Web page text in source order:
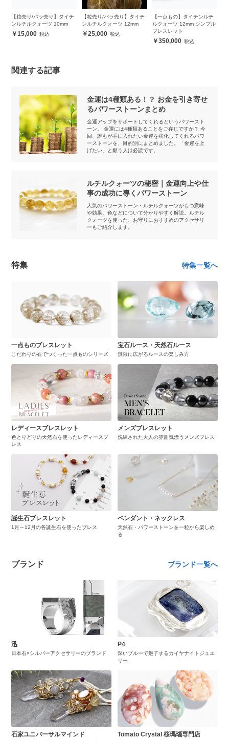
【粒売り/バラ売り】タイチ
ンルチルクォーツ 10mm
15,000
【粒売り/バラ売り】タイチ
ンルチルクォーツ 12mm
25,000
【一点もの】タイチンルチ
ルクォーツ 12mm シンプル
ブレスレット
350,000
関連する記事
金運は4種類ある！？ お金を引き寄せ
るパワーストーンまとめ
金運アップをサポートしてくれるというパワースト
ーン。 金運には4種類あることをご存じですか？ 今
回、誰もが手に入れたい金運を強化してくれるパワ
ーストーンを、目的別にまとめました。「金運を上
げたい」と願う人は必読です。
ルチルクォーツの秘密｜金運向上や仕
事の成功に導くパワーストーン
人気のパワーストーン・ルチルクォーツがもつ意味
や効果、色などについて分かりやすく解説。ルチル
クォーツを使った、お守りにおすすめのアクセサリ
ーもご紹介します。
特集 特集一覧へ
一点ものブレスレット
こだわりの石でつくった一点ものシリーズ
宝石ルース・天然石ルース
無限に広がるルースの楽しみ方
レディースブレスレット
色とりどりの天然石を使ったレディースブ
レス
メンズブレスレット
洗練された大人の雰囲気漂うメンズブレス
誕生石ブレスレット
1月～12月の各誕生石を使ったブレス
ペンダント・ネックレス
天然石・パワーストーンを一粒から楽しめ
る
ブランド ブランド一覧へ
迅
日本石×シルバーアクセサリーのブランド
P4
深いブルーで魅了するカイヤナイトジュエ
リー
石家ユニバーサルマインド Tomato Crystal 桜瑪瑙専門店